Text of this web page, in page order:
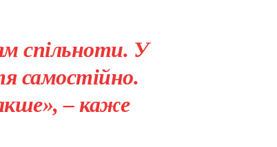
спільноти. У
самостійно.
– каже